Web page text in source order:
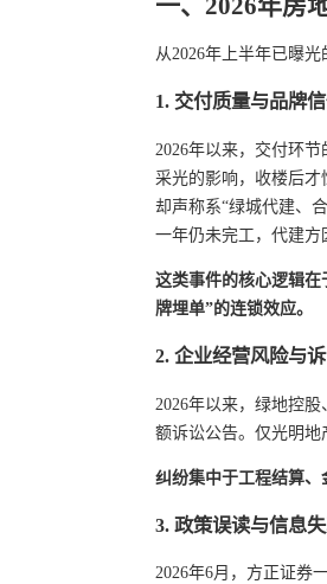
从2026年上半年已曝
1. 交付质量与品牌
2026年以来，交付环
采光的影响，收楼后才
却声称系“绿城代建、
一年仍未完工，代建方
这类事件的核心逻辑
牌埋单”的连锁效应。
2. 企业经营风险与
2026年以来，绿地控
额诉讼公告。仅光明地
纠纷集中于工程结算、
3. 政策误读与信息
2026年6月，方正证券